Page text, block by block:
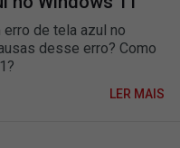
de tela azul no
desse erro? Como
LER MAIS